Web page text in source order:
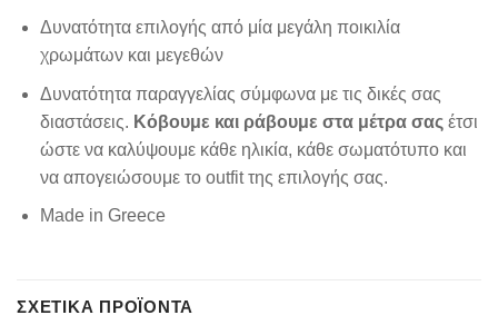
Δυνατότητα επιλογής από μία μεγάλη ποικιλία
χρωμάτων και μεγεθών
Δυνατότητα παραγγελίας σύμφωνα με τις δικές σας
διαστάσεις. Κόβουμε και ράβουμε στα μέτρα σας έτσι
ώστε να καλύψουμε κάθε ηλικία, κάθε σωματότυπο και
να απογειώσουμε το outfit της επιλογής σας.
Made in Greece
ΣΧΕΤΙΚΆ ΠΡΟΪΌΝΤΑ